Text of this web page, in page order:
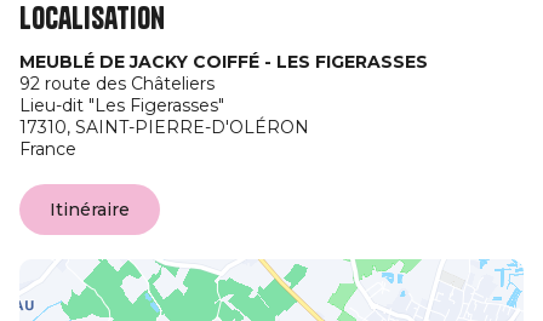
Localisation
MEUBLÉ DE JACKY COIFFÉ - LES FIGERASSES
92 route des Châteliers
Lieu-dit "Les Figerasses"
17310, SAINT-PIERRE-D'OLÉRON
France
Itinéraire